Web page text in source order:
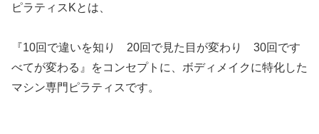
ピラティスKとは、
『10回で違いを知り 20回で見た目が変わり 30回です
べてが変わる』をコンセプトに、ボディメイクに特化した
マシン専門ピラティスです。